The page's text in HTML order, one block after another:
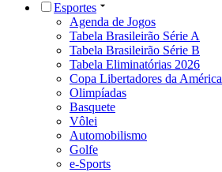
Esportes
Agenda de Jogos
Tabela Brasileirão Série A
Tabela Brasileirão Série B
Tabela Eliminatórias 2026
Copa Libertadores da América
Olimpíadas
Basquete
Vôlei
Automobilismo
Golfe
e-Sports